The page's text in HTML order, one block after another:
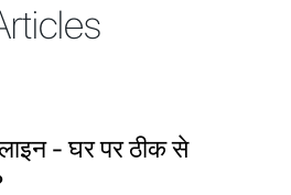
- घर पर ठीक से